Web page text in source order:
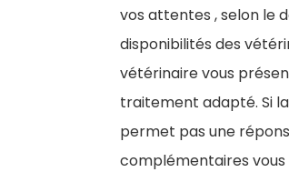
vos attentes , selon le
disponibilités des
vétérinaire vous
traitement adapté. Si
permet pas une
complémentaires vous